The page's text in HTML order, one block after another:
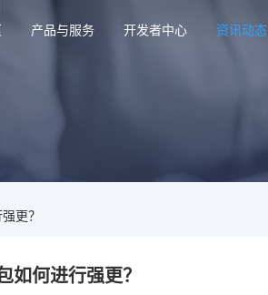
产品与服务 开发者中心 资讯动态
更？
何进行强更？